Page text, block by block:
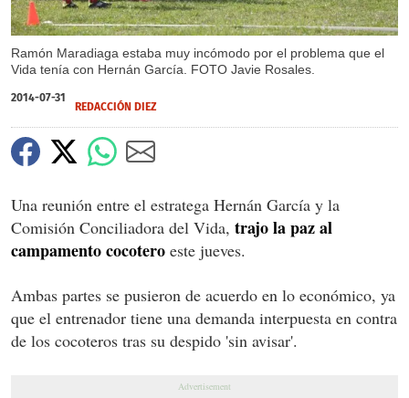
Ramón Maradiaga estaba muy incómodo por el problema que el
Vida tenía con Hernán García. FOTO Javie Rosales.
2014-07-31
REDACCIÓN DIEZ
Una reunión entre el estratega Hernán García y la
Comisión Conciliadora del Vida, trajo la paz al
campamento cocotero este jueves.
Ambas partes se pusieron de acuerdo en lo económico, ya
que el entrenador tiene una demanda interpuesta en contra
de los cocoteros tras su despido 'sin avisar'.